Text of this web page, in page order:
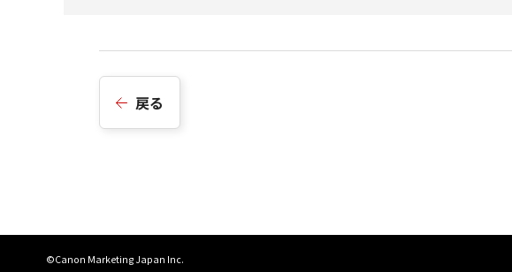
戻る
©Canon Marketing Japan Inc.